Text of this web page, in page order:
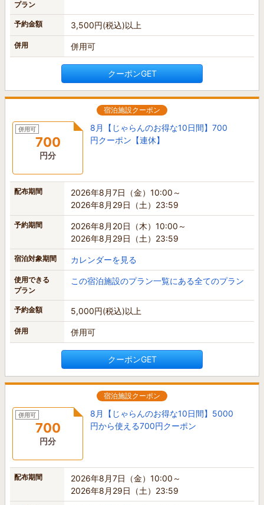
プラン
予約金額 3,500円(税込)以上
併用 併用可
クーポンGET
宿泊施設クーポン
併用可
700
円分
8月【じゃらんのお得な10日間】700
円クーポン【連休】
配布期間
2026年8月7日（金）10:00～
2026年8月29日（土）23:59
予約期間
2026年8月20日（木）10:00～
2026年8月29日（土）23:59
宿泊対象期間 カレンダーを見る
使用できる
プラン
この宿泊施設のプラン一覧にある全てのプラン
予約金額 5,000円(税込)以上
併用 併用可
クーポンGET
宿泊施設クーポン
併用可
700
円分
8月【じゃらんのお得な10日間】5000
円から使える700円クーポン
配布期間
2026年8月7日（金）10:00～
2026年8月29日（土）23:59